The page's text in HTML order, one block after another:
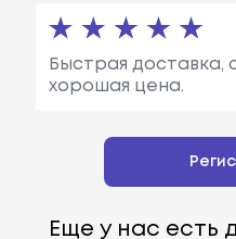
Быстрая доставка,
хорошая цена.
Еще у нас есть